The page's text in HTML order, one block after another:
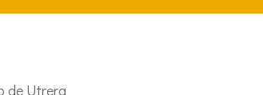
de Utrera